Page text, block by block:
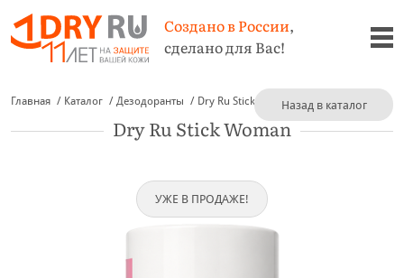
Создано в России,
сделано для Вас!
Главная Каталог Дезодоранты Dry Ru Stick Woman
Dry Ru Stick Woman
Назад в каталог
УЖЕ В ПРОДАЖЕ!